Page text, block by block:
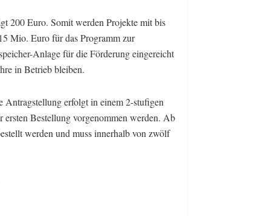
200 Euro. Somit werden Projekte mit bis
Mio. Euro für das Programm zur
Anlage für die Förderung eingereicht
in Betrieb bleiben.
erfolgt in einem 2-stufigen
ersten Bestellung vorgenommen werden. Ab
werden und muss innerhalb von zwölf